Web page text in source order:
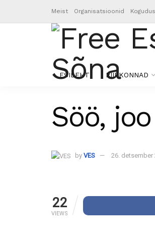
Meist Organisatsioonid
ESILEHT PIIRKONNAD
Söö,
by VES 26. detsember
22
VIEWS